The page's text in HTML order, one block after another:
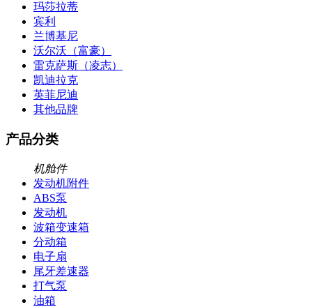
玛莎拉蒂
宾利
兰博基尼
沃尔沃（富豪）
雷克萨斯（凌志）
凯迪拉克
英菲尼迪
其他品牌
产品分类
机舱件
发动机附件
ABS泵
发动机
波箱变速箱
分动箱
电子扇
尾牙差速器
打气泵
油箱